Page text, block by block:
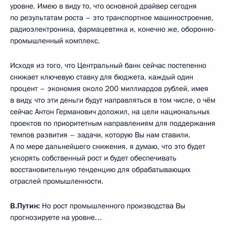
уровне. Имею в виду то, что основной драйвер сегодня
по результатам роста – это транспортное машиностроение,
радиоэлектроника, фармацевтика и, конечно же, оборонно-
промышленный комплекс.
Исходя из того, что Центральный банк сейчас постепенно
снижает ключевую ставку для бюджета, каждый один
процент – экономия около 200 миллиардов рублей, имея
в виду, что эти деньги будут направляться в том числе, о чём
сейчас Антон Германович доложил, на цели национальных
проектов по приоритетным направлениям для поддержания
темпов развития – задачи, которую Вы нам ставили.
А по мере дальнейшего снижения, я думаю, что это будет
ускорять собственный рост и будет обеспечивать
восстановительную тенденцию для обрабатывающих
отраслей промышленности.
В.Путин: Но рост промышленного производства Вы
прогнозируете на уровне…